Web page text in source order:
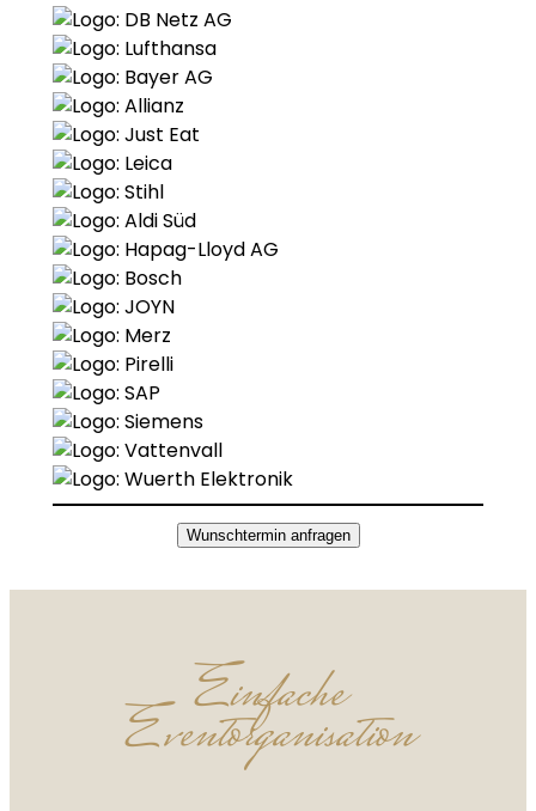
Wunschtermin anfragen
Einfache
Eventorganisation